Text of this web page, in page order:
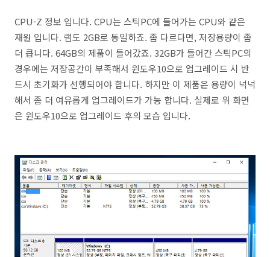
CPU-Z 정보 입니다. CPU는 스틱PC에 들어가는 CPU와 같은
재원 입니다. 램도 2GB로 동일하죠. 좀 다르다면, 저장용량이 좀
더 큽니다. 64GB의 제품이 들어갔죠. 32GB가 들어간 스틱PC의
경우에는 저장공간이 부족해서 윈도우10으로 업그레이드 시 반
드시 초기화가 선행되어야 합니다. 하지만 이 제품은 용량이 넉넉
해서 좀 더 여유롭게 업그레이드가 가능 합니다. 실제로 위 화면
은 윈도우10으로 업그레이드 후의 모습 입니다.